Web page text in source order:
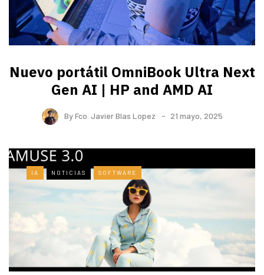
Nuevo portátil OmniBook Ultra ​Next
Gen AI | HP and AMD AI
ByFco. Javier Blas Lopez 21 mayo, 2025
IA NOTICIAS SOFTWARE